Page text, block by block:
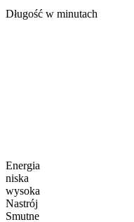
Długość w minutach
Energia
niska
wysoka
Nastrój
Smutne